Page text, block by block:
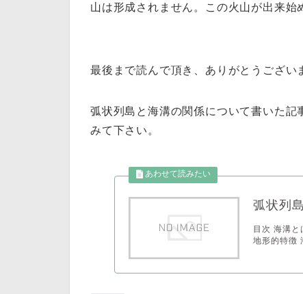
山は形成されません。この火山が出来始
最後まで読んで頂き、ありがとうござい
弧状列島と海溝の関係について書いた
みて下さい。
弧状列
目次 海溝と
地形的特徴